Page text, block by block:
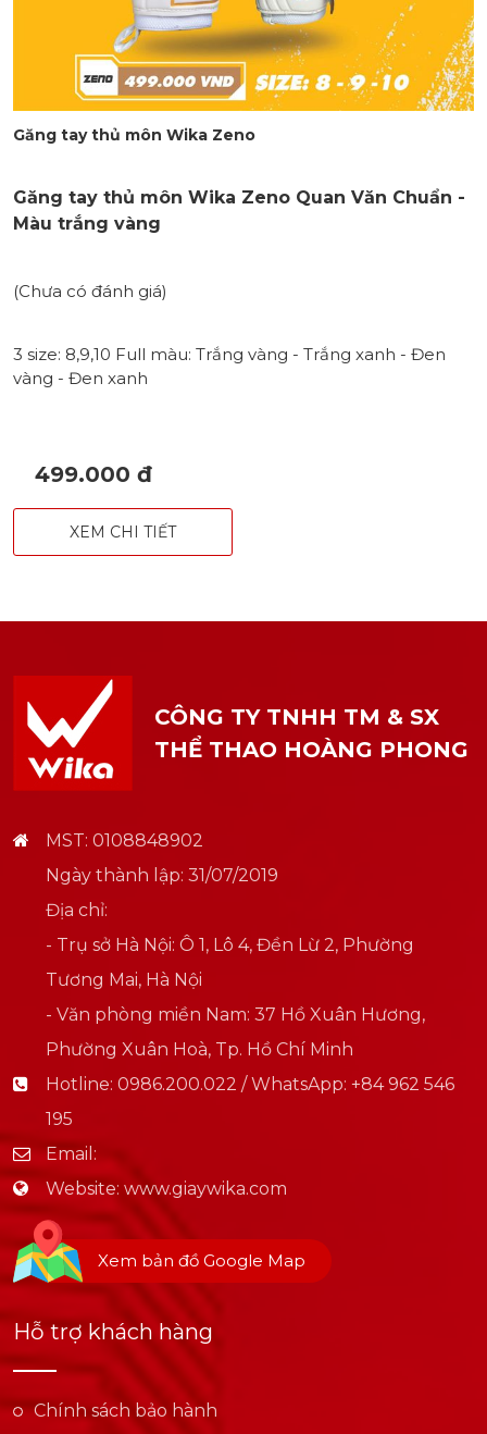
Găng tay thủ môn Wika Zeno
Găng tay thủ môn Wika Zeno Quan Văn Chuẩn -
Màu trắng vàng
(Chưa có đánh giá)
3 size: 8,9,10 Full màu: Trắng vàng - Trắng xanh - Đen
vàng - Đen xanh
499.000 đ
XEM CHI TIẾT
CÔNG TY TNHH TM & SX
THỂ THAO HOÀNG PHONG
MST: 0108848902
Ngày thành lập: 31/07/2019
Địa chỉ:
- Trụ sở Hà Nội: Ô 1, Lô 4, Đền Lừ 2, Phường
Tương Mai, Hà Nội
- Văn phòng miền Nam: 37 Hồ Xuân Hương,
Phường Xuân Hoà, Tp. Hồ Chí Minh
Hotline: 0986.200.022 / WhatsApp: +84 962 546
195
Email:
Website: www.giaywika.com
Xem bản đồ Google Map
Hỗ trợ khách hàng
Chính sách bảo hành